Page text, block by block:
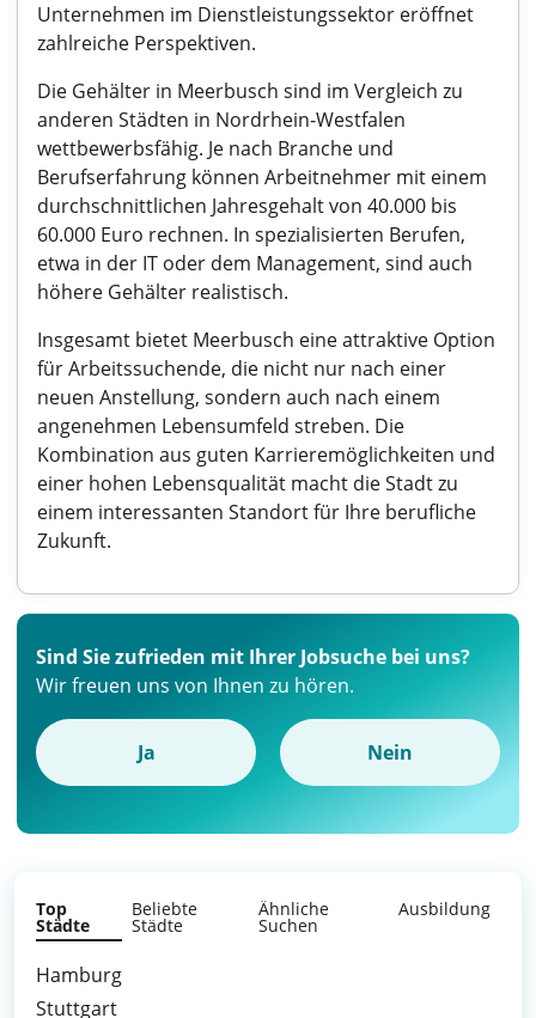
Unternehmen im Dienstleistungssektor eröffnet
zahlreiche Perspektiven.
Die Gehälter in Meerbusch sind im Vergleich zu
anderen Städten in Nordrhein-Westfalen
wettbewerbsfähig. Je nach Branche und
Berufserfahrung können Arbeitnehmer mit einem
durchschnittlichen Jahresgehalt von 40.000 bis
60.000 Euro rechnen. In spezialisierten Berufen,
etwa in der IT oder dem Management, sind auch
höhere Gehälter realistisch.
Insgesamt bietet Meerbusch eine attraktive Option
für Arbeitssuchende, die nicht nur nach einer
neuen Anstellung, sondern auch nach einem
angenehmen Lebensumfeld streben. Die
Kombination aus guten Karrieremöglichkeiten und
einer hohen Lebensqualität macht die Stadt zu
einem interessanten Standort für Ihre berufliche
Zukunft.
Sind Sie zufrieden mit Ihrer Jobsuche bei uns?
Wir freuen uns von Ihnen zu hören.
Ja Nein
Top
Städte
Beliebte
Städte
Ähnliche
Suchen
Ausbildung
Hamburg
Stuttgart